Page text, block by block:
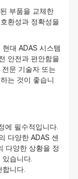
부품을 교체한
환성과 정확성을
대 ADAS 시스템
안전과 편안함을
문 기술자 또는
는 것이 좋습니
에 필수적입니다.
다양한 ADAS 센
다양한 상황을 정
습니다.
니다.